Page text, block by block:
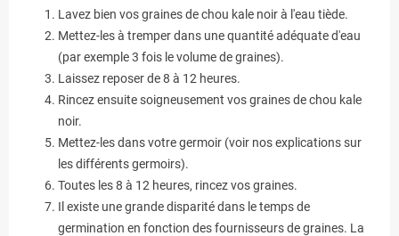
Lavez bien vos graines de chou kale noir à l'eau tiède.
Mettez-les à tremper dans une quantité adéquate d'eau
(par exemple 3 fois le volume de graines).
Laissez reposer de 8 à 12 heures.
Rincez ensuite soigneusement vos graines de chou kale
noir.
Mettez-les dans votre germoir (voir nos explications sur
les différents germoirs).
Toutes les 8 à 12 heures, rincez vos graines.
Il existe une grande disparité dans le temps de
germination en fonction des fournisseurs de graines. La